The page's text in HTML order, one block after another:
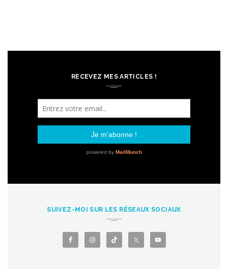
RECEVEZ MES ARTICLES !
SUIVEZ-MOI SUR LES RÉSEAUX SOCIAUX